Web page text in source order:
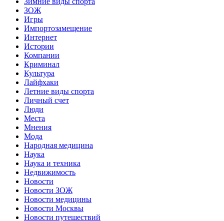
ЗОЖ
Игры
Импортозамещение
Интернет
Истории
Компании
Криминал
Культура
Лайфхаки
Летние виды спорта
Личный счет
Люди
Места
Мнения
Мода
Народная медицина
Наука
Наука и техника
Недвижимость
Новости
Новости ЗОЖ
Новости медицины
Новости Москвы
Новости путешествий